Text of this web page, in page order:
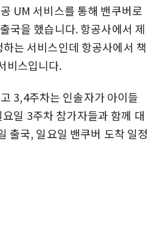
UM 서비스를 통해 밴쿠버로
국을 했습니다. 항공사에서 제
는 서비스인데 항공사에서 책
비스입니다.
3,4주차는 인솔자가 아이들
일 3주차 참가자들과 함께 대
출국, 일요일 밴쿠버 도착 일정